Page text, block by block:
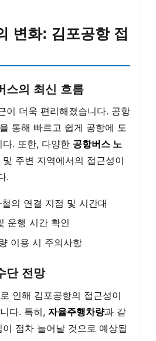
변화: 김포공항 접
스의 최신 흐름
이 더욱 편리해졌습니다. 공항
을 통해 빠르고 쉽게 공항에 도
. 또한, 다양한 공항버스 노
주변 지역에서의 접근성이
.
의 연결 지점 및 시간대
운행 시간 확인
이용 시 주의사항
단 전망
인해 김포공항의 접근성이
다. 특히, 자율주행차량과 같
점차 늘어날 것으로 예상됩